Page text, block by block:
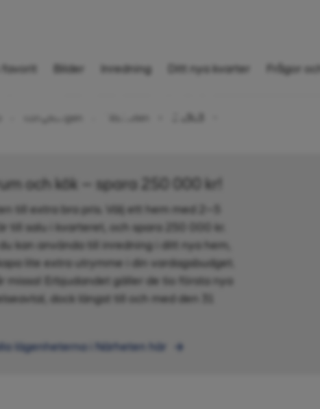
4,5 rok,
favorit Bilder Inredning Ditt nya kvarter Frågor
Kungsängen
och kök – spara 250 000 kr!
till extra bra pris. Välj ett hem med 2–5
till salu i kvarteret, och spara 250 000 kr.
kan använda till inredning i ditt nya hem,
lite extra utrymme i din vardagsbudget.
missa! Erbjudandet gäller de tio första nya
dock längst till och med den 31
lägenheterna i Närheten här